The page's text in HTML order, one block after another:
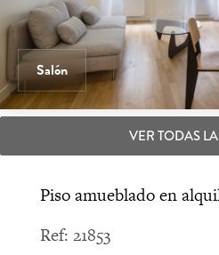
Salón
VER TODAS
Piso amueblado en
Ref: 21853